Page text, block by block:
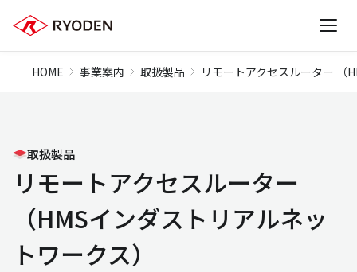
HOME 事業案内 取扱製品 リモートアクセスルーター （
取扱製品
リモートアクセスルーター
（HMSインダストリアルネッ
トワークス）